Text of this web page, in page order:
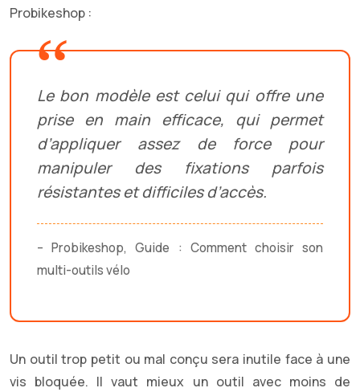
Probikeshop :
Le bon modèle est celui qui offre une
prise en main efficace, qui permet
d’appliquer assez de force pour
manipuler des fixations parfois
résistantes et difficiles d’accès.
– Probikeshop, Guide : Comment choisir son
multi-outils vélo
Un outil trop petit ou mal conçu sera inutile face à une
vis bloquée. Il vaut mieux un outil avec moins de